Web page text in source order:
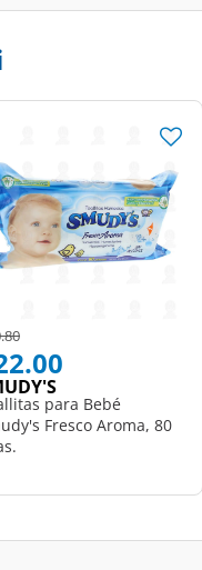
reduced from
to
para Bebé
Fresco Aroma, 80